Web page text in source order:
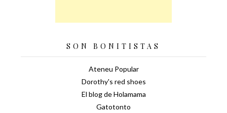
SON BONITISTAS
Ateneu Popular
Dorothy's red shoes
El blog de Holamama
Gatotonto